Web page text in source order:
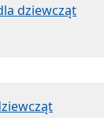
dziewcząt